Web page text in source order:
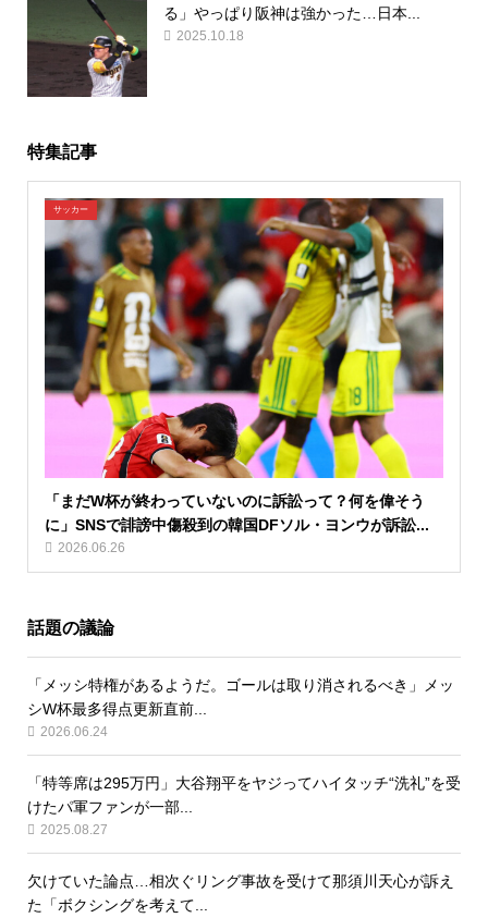
る」やっぱり阪神は強かった…日本...
2025.10.18
特集記事
サッカー
「まだW杯が終わっていないのに訴訟って？何を偉そう
に」SNSで誹謗中傷殺到の韓国DFソル・ヨンウが訴訟...
2026.06.26
話題の議論
「メッシ特権があるようだ。ゴールは取り消されるべき」メッ
シW杯最多得点更新直前...
2026.06.24
「特等席は295万円」大谷翔平をヤジってハイタッチ“洗礼”を受
けたパ軍ファンが一部...
2025.08.27
欠けていた論点…相次ぐリング事故を受けて那須川天心が訴え
た「ボクシングを考えて...